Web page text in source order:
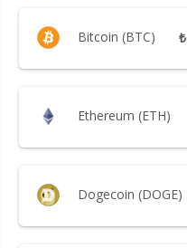
Bitcoin (BTC) ₺
Ethereum (ETH)
Dogecoin (DOGE)